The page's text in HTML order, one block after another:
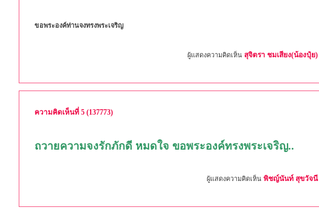
ขอพระองค์ท่านจงทรงพระเจริญ
ผู้แสดงความคิดเห็น สุจิตรา ชมเสียง(น้องปุ๋ย)
ความคิดเห็นที่ 5 (137773)
ถวายความจงรักภักดี หมดใจ ขอพระองค์ทรงพระเจริญ..
ผู้แสดงความคิดเห็น พิชญ์นันท์ สุขวัจนี